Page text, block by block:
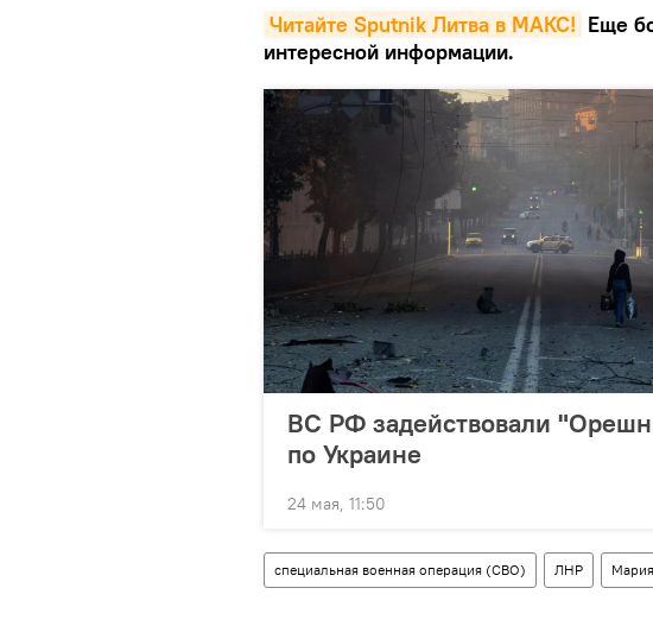
Читайте Sputnik Литва в MAКС! Еще
интересной информации.
ВС РФ задействовали
по Украине
24 мая, 11:50
специальная военная операция (СВО) ЛНР